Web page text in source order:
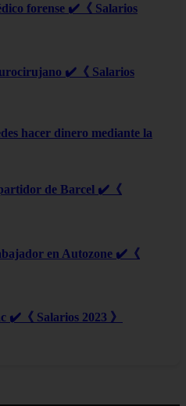
forense ✔️《 Salarios
✔️《 Salarios
hacer dinero mediante la
de Barcel ✔️《
en Autozone ✔️《
✔️《 Salarios 2023 》